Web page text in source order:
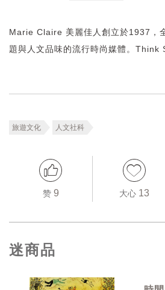
Marie Claire 美麗佳人創立於1937，
題與人文品味的流行時尚媒體。
旅遊文化 人文社科
赞 9 大心 13
迷商品